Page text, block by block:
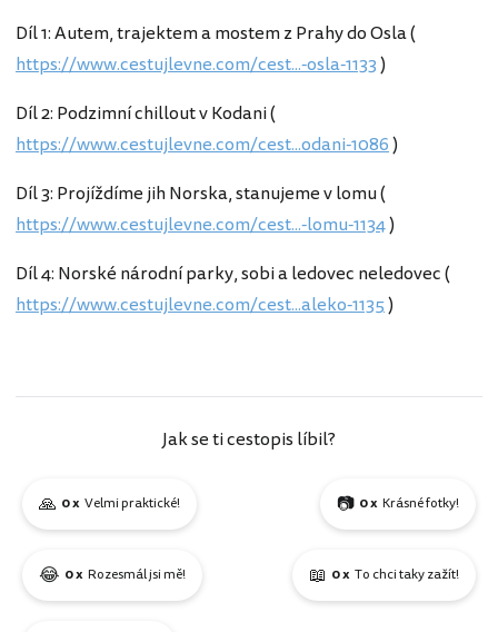
Díl 1: Autem, trajektem a mostem z Prahy do Osla (
https://www.cestujlevne.com/cest...-osla-1133)
Díl 2: Podzimní chillout v Kodani (
https://www.cestujlevne.com/cest...odani-1086)
Díl 3: Projíždíme jih Norska, stanujeme v lomu (
https://www.cestujlevne.com/cest...-lomu-1134)
Díl 4: Norské národní parky, sobi a ledovec neledovec (
https://www.cestujlevne.com/cest...aleko-1135)
Jak se ti cestopis líbil?
🙏 0 x Velmi praktické! 📷 0 x Krásné fotky!
😂 0 x Rozesmál jsi mě! 📖 0 x To chci taky zažít!